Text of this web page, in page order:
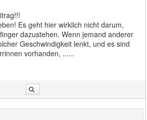
Es geht hier wirklich nicht darum,
dazustehen. Wenn jemand anderer
Geschwindigkeit lenkt, und es sind
vorhanden, ......